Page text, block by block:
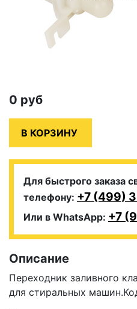
0 руб
Для быстрого заказа
телефону: +7 (499)
Или в WhatsApp: +7
Описание
Переходник заливного
для стиральных